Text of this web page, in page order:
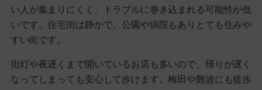
い人が集まりにくく、トラブルに巻き込まれる可能性が低
いです。住宅街は静かで、公園や病院もありとても住みや
すい街です。
街灯や夜遅くまで開いているお店も多いので、帰りが遅く
なってしまっても安心して歩けます。梅田や難波にも徒歩